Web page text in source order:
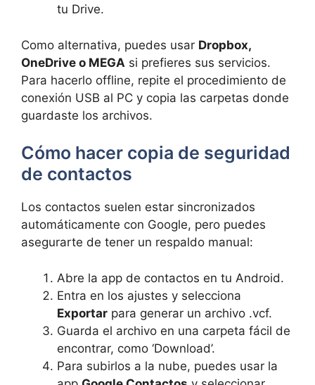
tu Drive.
Como alternativa, puedes usar Dropbox,
OneDrive o MEGA si prefieres sus servicios.
Para hacerlo offline, repite el procedimiento de
conexión USB al PC y copia las carpetas donde
guardaste los archivos.
Cómo hacer copia de seguridad
de contactos
Los contactos suelen estar sincronizados
automáticamente con Google, pero puedes
asegurarte de tener un respaldo manual:
Abre la app de contactos en tu Android.
Entra en los ajustes y selecciona
Exportar para generar un archivo .vcf.
Guarda el archivo en una carpeta fácil de
encontrar, como ‘Download’.
Para subirlos a la nube, puedes usar la